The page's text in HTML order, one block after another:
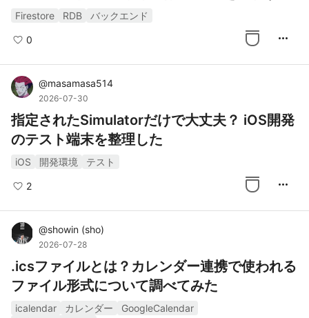
Firestore RDB バックエンド
0 more_horiz
@masamasa514
2026-07-30
指定されたSimulatorだけで大丈夫？ iOS開発
のテスト端末を整理した
iOS 開発環境 テスト
2 more_horiz
@showin (sho)
2026-07-28
.icsファイルとは？カレンダー連携で使われる
ファイル形式について調べてみた
icalendar カレンダー
GoogleCalendar